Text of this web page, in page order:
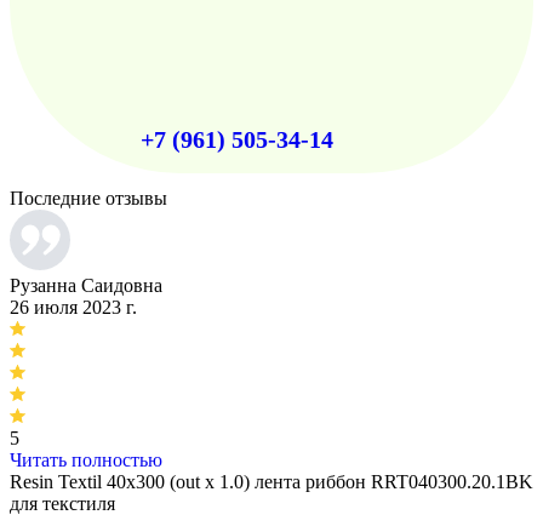
+7 (961) 505-34-14
Последние отзывы
Рузанна Саидовна
26 июля 2023 г.
5
Читать полностью
Resin Textil 40x300 (out x 1.0) лента риббон RRT040300.20.1BK
для текстиля